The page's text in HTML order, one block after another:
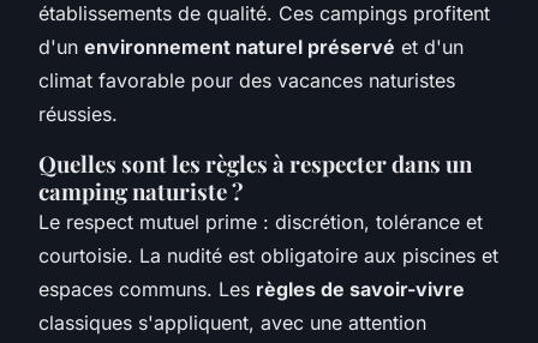
établissements de qualité. Ces campings profitent
d'un environnement naturel préservé et d'un
climat favorable pour des vacances naturistes
réussies.
Quelles sont les règles à respecter dans un
camping naturiste ?
Le respect mutuel prime : discrétion, tolérance et
courtoisie. La nudité est obligatoire aux piscines et
espaces communs. Les règles de savoir-vivre
classiques s'appliquent, avec une attention